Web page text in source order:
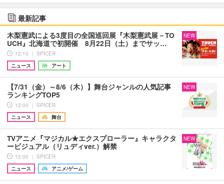
最新記事
木梨憲武による3度目の全国巡回展『木梨憲武展－TO
UCH』北海道で初開催 8月22日（土）までサッ…
12:10 ｜ SPICER
ニュース
アート
NEW
【7/31（金）～8/6（木）】舞台ジャンルの人気記事
ランキングTOP5
12:00 ｜ SPICER
ニュース
舞台
NEW
TVアニメ『マジカル★エクスプローラー』キャラクタ
ービジュアル（リュディver.）解禁
12:00 ｜ SPICER
ニュース
アニメ/ゲーム
NEW